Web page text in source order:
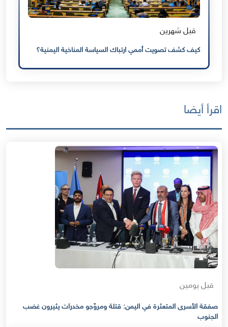
قبل شهرين
كيف كشف تصويت أممي ارتباك السياسة المناخية اليمنية؟
اقرأ أيضا
قبل يومين
صفقة الأسرى المتعثرة في اليمن: قتلة ومروّجو مخدرات يثيرون غضب
الجنوب